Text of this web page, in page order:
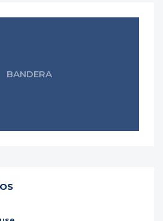
BANDERA